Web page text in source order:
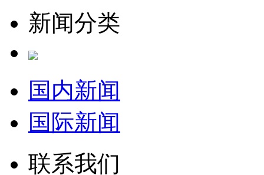
新闻分类
国内新闻
国际新闻
联系我们